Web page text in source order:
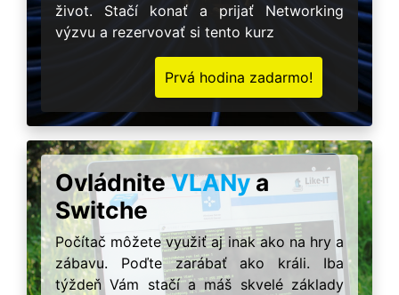
život. Stačí konať a prijať Networking
výzvu a rezervovať si tento kurz
Prvá hodina zadarmo!
OvládniteVLANya
Switche
Počítač môžete využiť aj inak ako na hry a
zábavu. Poďte zarábať ako králi. Iba
týždeň Vám stačí a máš skvelé základy